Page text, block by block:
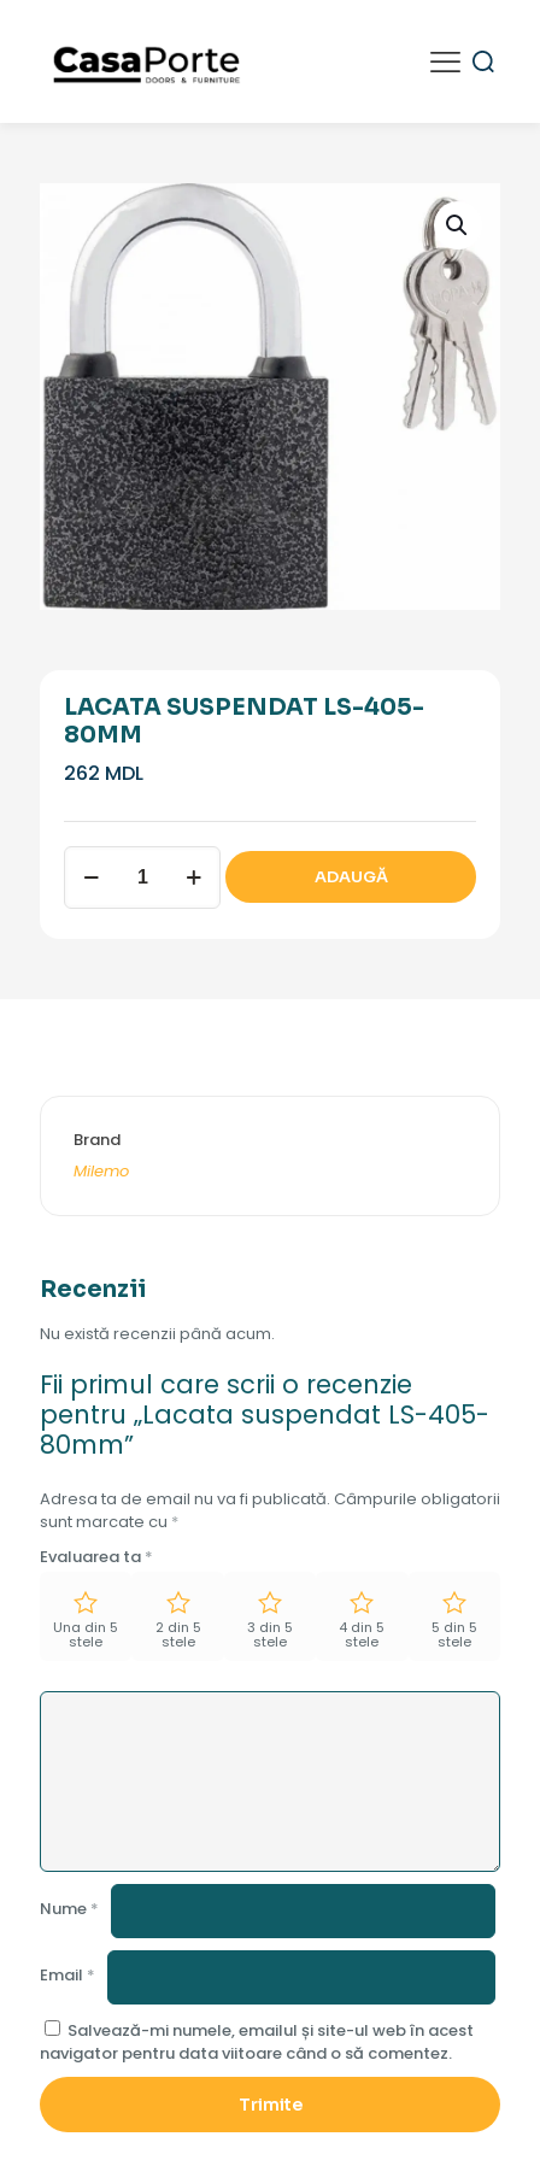
LACATA SUSPENDAT LS-405-
80MM
262 MDL
Cantitate
Lacata
suspendat
ADAUGĂ
Brand
Milemo
Recenzii
Nu există recenzii până acum.
Fii primul care scrii o recenzie
pentru „Lacata suspendat LS-405-
80mm”
Adresa ta de email nu va fi publicată. Câmpurile obligatorii
sunt marcate cu *
Evaluarea ta *
Una din 5
stele
2 din 5
stele
3 din 5
stele
4 din 5
stele
5 din 5
stele
Nume *
Email *
Salvează-mi numele, emailul și site-ul web în acest
navigator pentru data viitoare când o să comentez.